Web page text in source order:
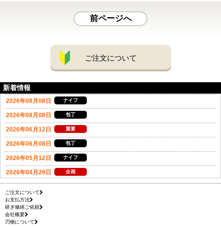
前ページへ
ご注文について
新着情報
ご注文について
お支払方法
研ぎ修繕ご依頼
会社概要
刃物について